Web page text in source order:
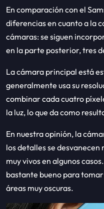
En comparación con el
diferencias en cuanto a la
cámaras: se siguen
en la parte posterior, tres
La cámara principal está
generalmente usa su
combinar cada cuatro
la luz, lo que da como
En nuestra opinión, la
los detalles se
muy vivos en algunos
bastante bueno para
áreas muy oscuras.